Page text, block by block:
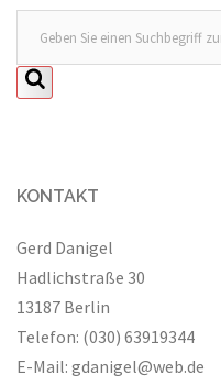
KONTAKT
Gerd Danigel
Hadlichstraße 30
13187 Berlin
Telefon: (030) 63919344
E-Mail: gdanigel@web.de